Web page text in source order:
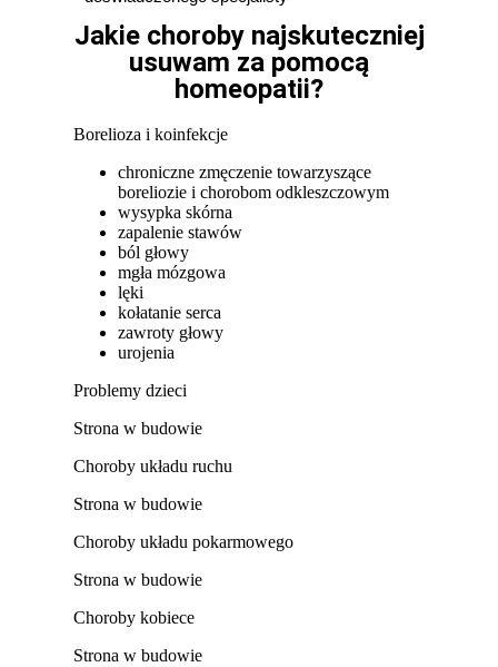
Jakie choroby najskuteczniej
usuwam za pomocą
homeopatii?
Borelioza i koinfekcje
chroniczne zmęczenie towarzyszące
boreliozie i chorobom odkleszczowym
wysypka skórna
zapalenie stawów
ból głowy
mgła mózgowa
lęki
kołatanie serca
zawroty głowy
urojenia
Problemy dzieci
Strona w budowie
Choroby układu ruchu
Strona w budowie
Choroby układu pokarmowego
Strona w budowie
Choroby kobiece
Strona w budowie